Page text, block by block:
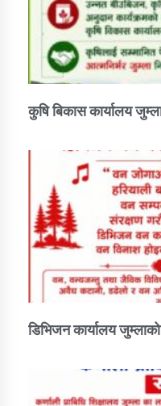
कर्णाली
कुषि बिकास कार्यालय
डिभिजन कार्यालय